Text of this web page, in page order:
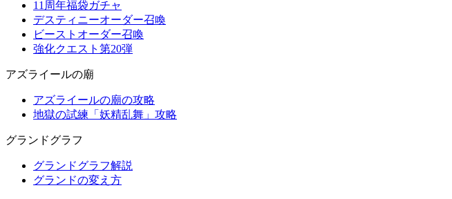
11周年福袋ガチャ
デスティニーオーダー召喚
ビーストオーダー召喚
強化クエスト第20弾
アズライールの廟
アズライールの廟の攻略
地獄の試練「妖精乱舞」攻略
グランドグラフ
グランドグラフ解説
グランドの変え方